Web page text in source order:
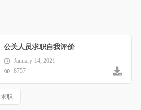
公关人员求职自我评价
January 14, 2021
8757
求职